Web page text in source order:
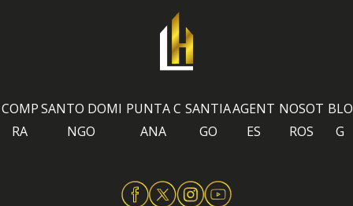
COMP
RA
SANTO DOMI
NGO
PUNTA C
ANA
SANTIA
GO
AGENT
ES
NOSOT
ROS
BLO
G